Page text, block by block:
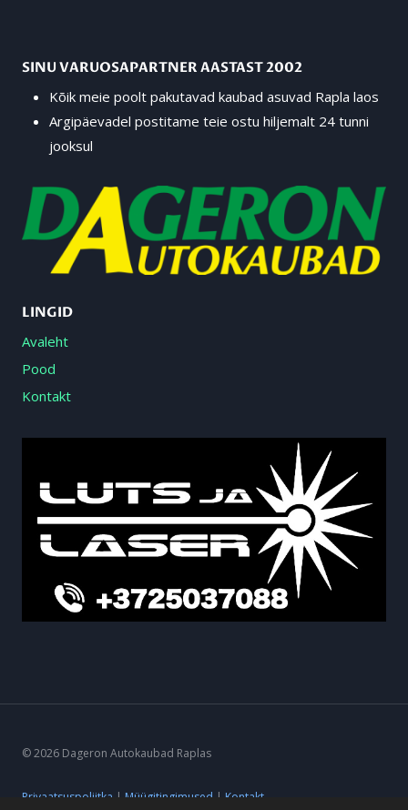
SINU VARUOSAPARTNER AASTAST 2002
Kõik meie poolt pakutavad kaubad asuvad Rapla laos
Argipäevadel postitame teie ostu hiljemalt 24 tunni
jooksul
LINGID
Avaleht
Pood
Kontakt
© 2026 Dageron Autokaubad Raplas
Privaatsuspoliitka | Müügitingimused | Kontakt